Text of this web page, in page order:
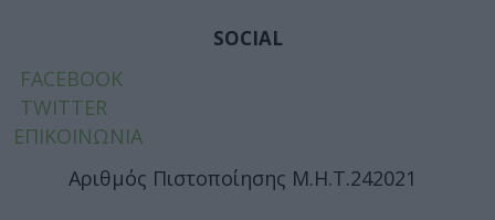
SOCIAL
FACEBOOK
TWITTER
ΕΠΙΚΟΙΝΩΝΙΑ
Αριθμός Πιστοποίησης Μ.Η.Τ.242021